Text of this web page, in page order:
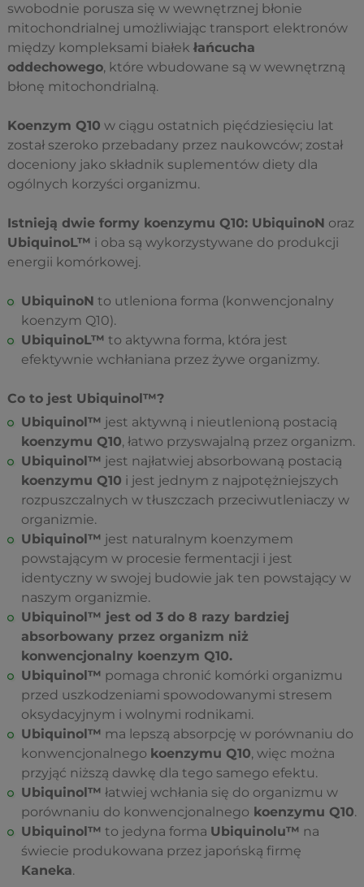
swobodnie porusza się w wewnętrznej błonie
mitochondrialnej umożliwiając transport elektronów
między kompleksami białek łańcucha
oddechowego, które wbudowane są w wewnętrzną
błonę mitochondrialną.
Koenzym Q10 w ciągu ostatnich pięćdziesięciu lat
został szeroko przebadany przez naukowców; został
doceniony jako składnik suplementów diety dla
ogólnych korzyści organizmu.
Istnieją dwie formy koenzymu Q10: UbiquinoN oraz
UbiquinoL™ i oba są wykorzystywane do produkcji
energii komórkowej.
UbiquinoN to utleniona forma (konwencjonalny
koenzym Q10).
UbiquinoL™ to aktywna forma, która jest
efektywnie wchłaniana przez żywe organizmy.
Co to jest Ubiquinol™?
Ubiquinol™ jest aktywną i nieutlenioną postacią
koenzymu Q10, łatwo przyswajalną przez organizm.
Ubiquinol™ jest najłatwiej absorbowaną postacią
koenzymu Q10 i jest jednym z najpotężniejszych
rozpuszczalnych w tłuszczach przeciwutleniaczy w
organizmie.
Ubiquinol™ jest naturalnym koenzymem
powstającym w procesie fermentacji i jest
identyczny w swojej budowie jak ten powstający w
naszym organizmie.
Ubiquinol™ jest od 3 do 8 razy bardziej
absorbowany przez organizm niż
konwencjonalny koenzym Q10.
Ubiquinol™ pomaga chronić komórki organizmu
przed uszkodzeniami spowodowanymi stresem
oksydacyjnym i wolnymi rodnikami.
Ubiquinol™ ma lepszą absorpcję w porównaniu do
konwencjonalnego koenzymu Q10, więc można
przyjąć niższą dawkę dla tego samego efektu.
Ubiquinol™ łatwiej wchłania się do organizmu w
porównaniu do konwencjonalnego koenzymu Q10.
Ubiquinol™ to jedyna forma Ubiquinolu™ na
świecie produkowana przez japońską firmę
Kaneka.